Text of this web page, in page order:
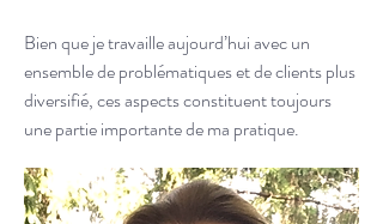
Bien que je travaille aujourd’hui avec un
ensemble de problématiques et de clients plus
diversifié, ces aspects constituent toujours
une partie importante de ma pratique.